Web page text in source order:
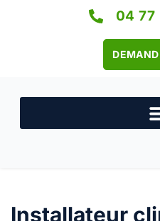
04 77
Installateur